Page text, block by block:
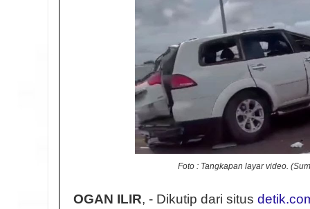
Foto : Tangkapan layar video.
OGAN ILIR, - Dikutip dari situs